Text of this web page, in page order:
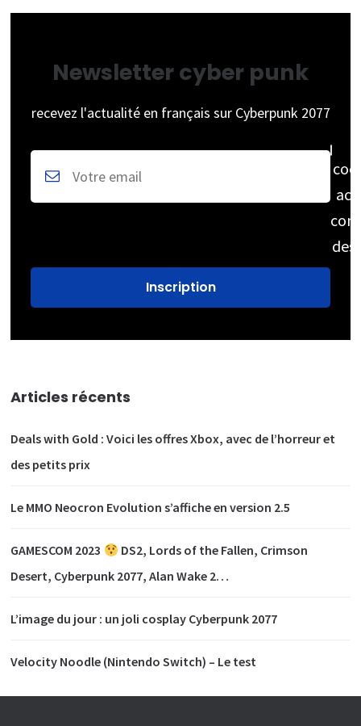
Newsletter cyber punk
recevez l'actualité en français sur Cyberpunk 2077
des
Articles récents
Deals with Gold : Voici les offres Xbox, avec de l’horreur et
des petits prix
Le MMO Neocron Evolution s’affiche en version 2.5
GAMESCOM 2023
DS2, Lords of the Fallen, Crimson
Desert, Cyberpunk 2077, Alan Wake 2…
L’image du jour : un joli cosplay Cyberpunk 2077
Velocity Noodle (Nintendo Switch) – Le test